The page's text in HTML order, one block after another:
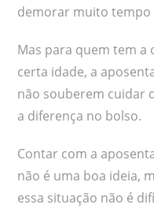
demorar muito tempo
Mas para quem tem
certa idade, a
não souberem cuidar
a diferença no bolso.
Contar com a
não é uma boa ideia,
essa situação não é